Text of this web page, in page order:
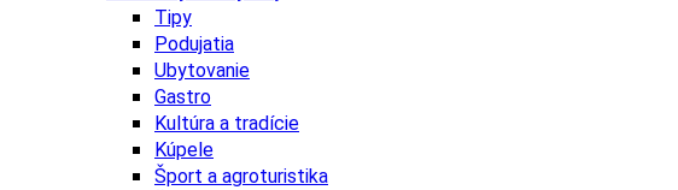
Tipy
Podujatia
Ubytovanie
Gastro
Kultúra a tradície
Kúpele
Šport a agroturistika